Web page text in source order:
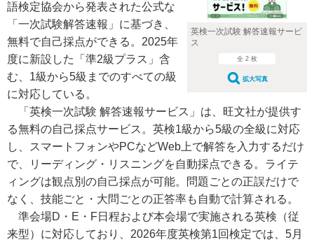
英検一次試験 解答速報サービ
ス
全 2 枚
拡大写真
語検定協会から発表された公式な
「一次試験解答速報」に基づき、
無料で自己採点ができる。2025年
度に新設した「準2級プラス」含
む、1級から5級までのすべての級
に対応している。
「英検一次試験 解答速報サービス」は、旺文社が提供す
る無料の自己採点サービス。英検1級から5級の全級に対応
し、スマートフォンやPCなどWeb上で解答を入力するだけ
で、リーディング・リスニングを自動採点できる。ライテ
ィングは観点別の自己採点が可能。問題ごとの正誤だけで
なく、技能ごと・大問ごとの正答率も自動で計算される。
準会場D・E・F日程および本会場で実施される英検（従
来型）に対応しており、2026年度英検第1回検定では、5月